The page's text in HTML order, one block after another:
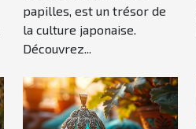
papilles, est un trésor de
la culture japonaise.
Découvrez...